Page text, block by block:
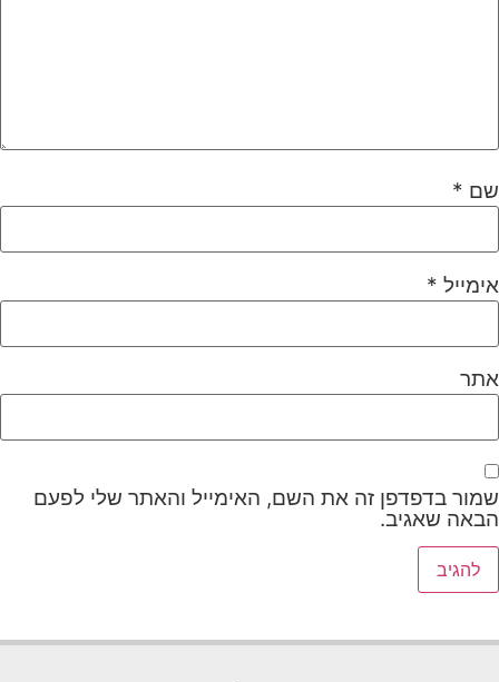
שם *
אימייל *
אתר
שמור בדפדפן זה את השם, האימייל והאתר שלי לפעם
הבאה שאגיב.